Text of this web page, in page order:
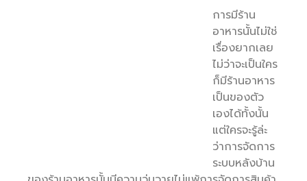
การมีร้าน
อาหารนั้นไม่ใช่
เรื่องยากเลย
ไม่ว่าจะเป็นใคร
ก็มีร้านอาหาร
เป็นของตัว
เองได้ทั้งนั้น
แต่ใครจะรู้ล่ะ
ว่าการจัดการ
ระบบหลังบ้าน